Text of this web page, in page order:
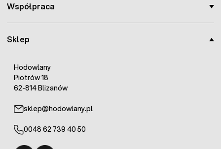
Sklep
Hodowlany
Piotrów 18
62-814 Blizanów
sklep@hodowlany.pl
0048 62 739 40 50
Współpraca